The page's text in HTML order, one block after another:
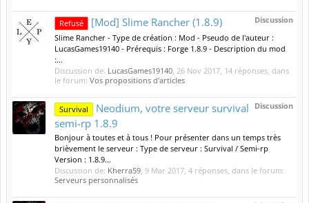
Discussion
Refusé [Mod] Slime Rancher (1.8.9)
Slime Rancher - Type de création : Mod - Pseudo de l'auteur :
LucasGames19140 - Prérequis : Forge 1.8.9 - Description du mod
:...
Discussion de: LucasGames19140, 26 Nov 2017, 14 réponses, dans
le forum: Vos propositions d'articles
Discussion
Survival
Neodium, votre serveur survival
semi-rp 1.8.9
Bonjour à toutes et à tous ! Pour présenter dans un temps très
brièvement le serveur : Type de serveur : Survival / Semi-rp
Version : 1.8.9...
Discussion de: Kherra59, 9 Mar 2017, 4 réponses, dans le forum:
Serveurs personnalisés